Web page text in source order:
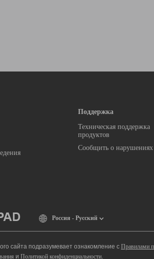
Поддержка
Техническая поддержка
продуктов
Сообщить о нарушениях
Россия - Русский
сайта подразумевает ознакомление с Правилами
и Политикой конфиденциальности.